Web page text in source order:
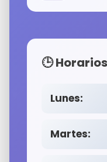
🕒
Lunes:
Martes: